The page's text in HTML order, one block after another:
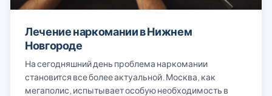
Лечение наркомании в Нижнем
Новгороде
На сегодняшний день проблема наркомании
становится все более актуальной. Москва, как
мегаполис, испытывает особую необходимость в